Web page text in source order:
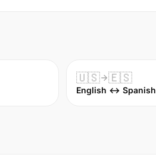
🇺🇸 🇪🇸
English ↔ Spanish